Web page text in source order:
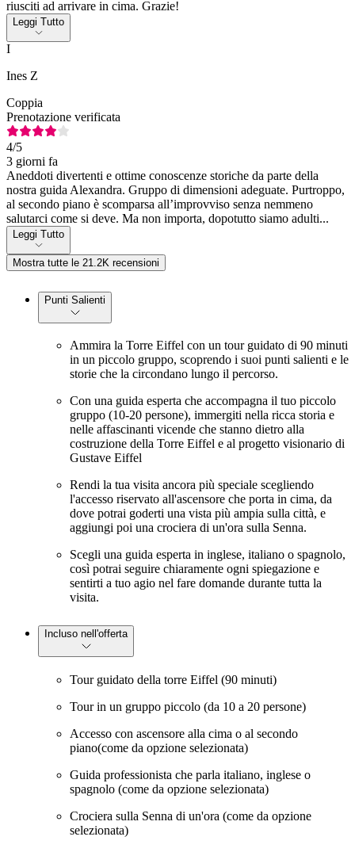
riusciti ad arrivare in cima. Grazie!
Leggi Tutto
I
Ines Z
Coppia
Prenotazione verificata
4/5
3 giorni fa
Aneddoti divertenti e ottime conoscenze storiche da parte della
nostra guida Alexandra. Gruppo di dimensioni adeguate. Purtroppo,
al secondo piano è scomparsa all’improvviso senza nemmeno
salutarci come si deve. Ma non importa, dopotutto siamo adulti...
Leggi Tutto
Mostra tutte le 21.2K recensioni
Punti Salienti
Ammira la Torre Eiffel con un tour guidato di 90 minuti
in un piccolo gruppo, scoprendo i suoi punti salienti e le
storie che la circondano lungo il percorso.
Con una guida esperta che accompagna il tuo piccolo
gruppo (10-20 persone), immergiti nella ricca storia e
nelle affascinanti vicende che stanno dietro alla
costruzione della Torre Eiffel e al progetto visionario di
Gustave Eiffel
Rendi la tua visita ancora più speciale scegliendo
l'accesso riservato all'ascensore che porta in cima, da
dove potrai goderti una vista più ampia sulla città, e
aggiungi poi una crociera di un'ora sulla Senna.
Scegli una guida esperta in inglese, italiano o spagnolo,
così potrai seguire chiaramente ogni spiegazione e
sentirti a tuo agio nel fare domande durante tutta la
visita.
Incluso nell'offerta
Tour guidato della torre Eiffel (90 minuti)
Tour in un gruppo piccolo (da 10 a 20 persone)
Accesso con ascensore alla cima o al secondo
piano(come da opzione selezionata)
Guida professionista che parla italiano, inglese o
spagnolo (come da opzione selezionata)
Crociera sulla Senna di un'ora (come da opzione
selezionata)